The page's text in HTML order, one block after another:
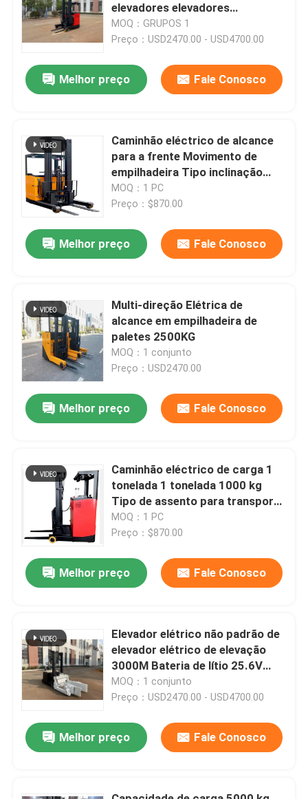
Casa
Vídeos
Sobre nós
Excursão da fábrica
Contato E.U.
Notícia
Blogue
Empilhadeira elétrica da pálete
elevadores elevadores
elevadores elevadores
elevadores elevadores
elevadores elevadores
elevadores elevadores
elevadores elevadores
elevadores elevadores
elevadores elevadores
elevadores elevadores
elevadores elevadores
elevadores elevadores
elevadores elevadores
elevadores elevadores
elevadores elevadores
elevadores elevadores
elevadores
MOQ：GRUPOS 1
Preço：USD2470.00 - USD4700.00
Melhor preço Fale Conosco
Caminhão eléctrico de alcance
para a frente Movimento de
empilhadeira Tipo inclinação
para a frente e inclinação para
trás 9 metros Altura de elevação
MOQ：1 PC
Preço：$870.00
Melhor preço Fale Conosco
Multi-direção Elétrica de
alcance em empilhadeira de
paletes 2500KG
MOQ：1 conjunto
Preço：USD2470.00
Melhor preço Fale Conosco
Caminhão eléctrico de carga 1
tonelada 1 tonelada 1000 kg
Tipo de assento para transporte
de mercadorias Equipamento de
armazém
MOQ：1 PC
Preço：$870.00
Melhor preço Fale Conosco
Elevador elétrico não padrão de
elevador elétrico de elevação
3000M Bateria de lítio 25.6V
160AH
MOQ：1 conjunto
Preço：USD2470.00 - USD4700.00
Melhor preço Fale Conosco